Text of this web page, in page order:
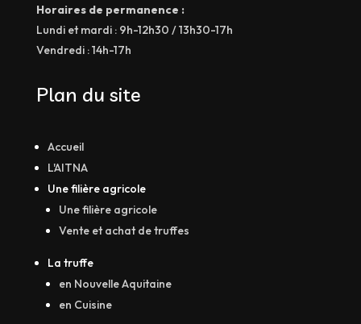
Horaires de permanence :
Lundi et mardi : 9h-12h30 / 13h30-17h
Vendredi : 14h-17h
Plan du site
Accueil
L'AITNA
Une filière agricole
Une filière agricole
Vente et achat de truffes
La truffe
en Nouvelle Aquitaine
en Cuisine